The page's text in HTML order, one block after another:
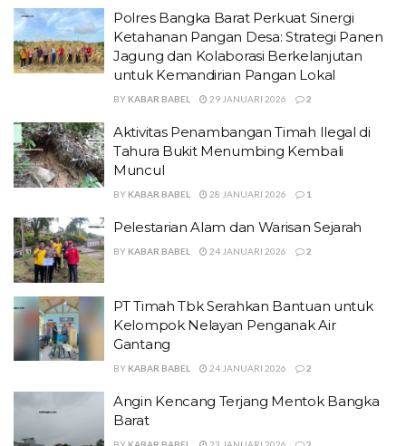
Polres Bangka Barat Perkuat Sinergi
Ketahanan Pangan Desa: Strategi Panen
Jagung dan Kolaborasi Berkelanjutan
untuk Kemandirian Pangan Lokal
BY KABAR BABEL 29 JANUARI 2026 2
Aktivitas Penambangan Timah Ilegal di
Tahura Bukit Menumbing Kembali
Muncul
BY KABAR BABEL 28 JANUARI 2026 1
Pelestarian Alam dan Warisan Sejarah
BY KABAR BABEL 24 JANUARI 2026 2
PT Timah Tbk Serahkan Bantuan untuk
Kelompok Nelayan Penganak Air
Gantang
BY KABAR BABEL 24 JANUARI 2026 2
Angin Kencang Terjang Mentok Bangka
Barat
BY KABAR BABEL 23 JANUARI 2026 2